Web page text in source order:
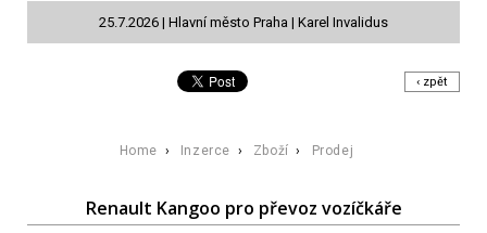
25.7.2026 | Hlavní město Praha | Karel Invalidus
‹ zpět
Home › Inzerce › Zboží › Prodej
Renault Kangoo pro převoz vozíčkáře